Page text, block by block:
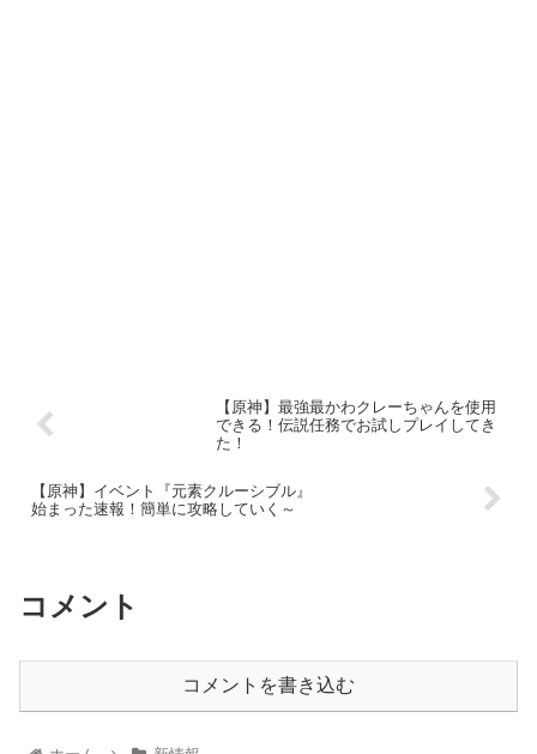
【原神】最強最かわクレーちゃんを使用
できる！伝説任務でお試しプレイしてき
た！
【原神】イベント『元素クルーシブル』
始まった速報！簡単に攻略していく～
コメント
コメントを書き込む